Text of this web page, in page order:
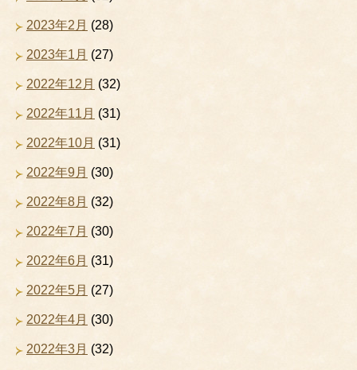
2023年2月 (28)
2023年1月 (27)
2022年12月 (32)
2022年11月 (31)
2022年10月 (31)
2022年9月 (30)
2022年8月 (32)
2022年7月 (30)
2022年6月 (31)
2022年5月 (27)
2022年4月 (30)
2022年3月 (32)